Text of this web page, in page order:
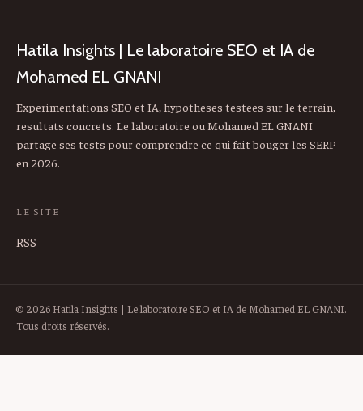
Hatila Insights | Le laboratoire SEO et IA de
Mohamed EL GNANI
Experimentations SEO et IA, hypotheses testees sur le terrain,
resultats concrets. Le laboratoire ou Mohamed EL GNANI
partage ses tests pour comprendre ce qui fait bouger les SERP
en 2026.
LE SITE
RSS
© 2026 Hatila Insights | Le laboratoire SEO et IA de Mohamed EL GNANI.
Tous droits réservés.